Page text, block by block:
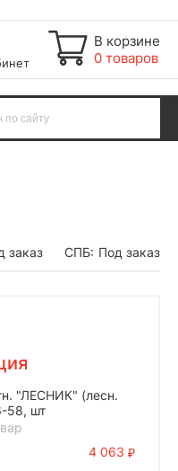
В корзине
0 товаров
заказ СПБ: Под заказ
"ЛЕСНИК" (лесн.
58, шт
4 063